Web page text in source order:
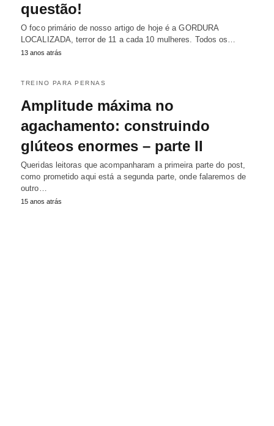
questão!
O foco primário de nosso artigo de hoje é a GORDURA
LOCALIZADA, terror de 11 a cada 10 mulheres. Todos os…
13 anos atrás
TREINO PARA PERNAS
Amplitude máxima no
agachamento: construindo
glúteos enormes – parte II
Queridas leitoras que acompanharam a primeira parte do post,
como prometido aqui está a segunda parte, onde falaremos de
outro…
15 anos atrás